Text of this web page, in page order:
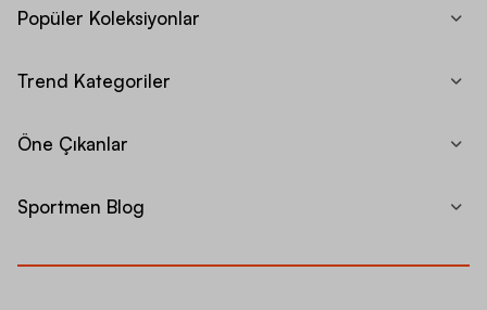
Popüler Koleksiyonlar
Trend Kategoriler
Öne Çıkanlar
Sportmen Blog